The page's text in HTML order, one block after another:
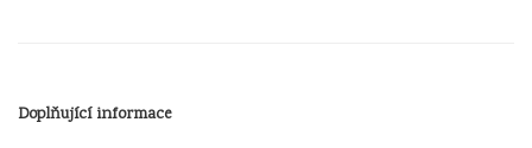
Doplňující informace